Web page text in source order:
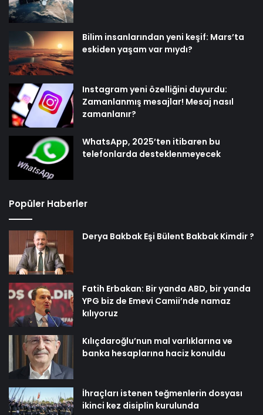
Bilim insanlarından yeni keşif: Mars’ta
eskiden yaşam var mıydı?
Instagram yeni özelliğini duyurdu:
Zamanlanmış mesajlar! Mesaj nasıl
zamanlanır?
WhatsApp, 2025’ten itibaren bu
telefonlarda desteklenmeyecek
Popüler Haberler
Derya Bakbak Eşi Bülent Bakbak Kimdir ?
Fatih Erbakan: Bir yanda ABD, bir yanda
YPG biz de Emevi Camii’nde namaz
kılıyoruz
Kılıçdaroğlu’nun mal varlıklarına ve
banka hesaplarına haciz konuldu
İhraçları istenen teğmenlerin dosyası
ikinci kez disiplin kurulunda